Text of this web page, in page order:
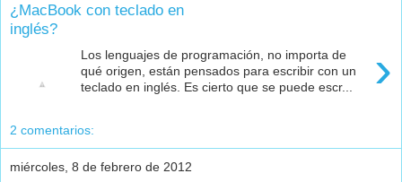
¿MacBook con teclado en
inglés?
›
Los lenguajes de programación, no importa de
qué origen, están pensados para escribir con un
teclado en inglés. Es cierto que se puede escr...
2 comentarios:
miércoles, 8 de febrero de 2012